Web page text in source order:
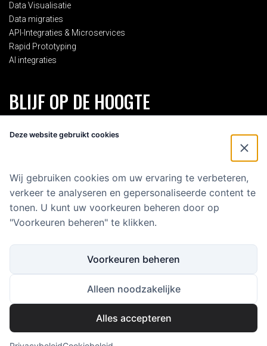
Data Visualisatie
Data migraties
API-Integraties & Microservices
Rapid Prototyping
AI integraties
BLIJF OP DE HOOGTE
hoogte van alles rondom Eenvoud.
E-mailadres
Copyright 2025 Eenvoud Media B.V.
KVK: 59646500
Deze website gebruikt cookies
Wij gebruiken cookies om uw ervaring te verbeteren,
verkeer te analyseren en gepersonaliseerde content te
tonen. U kunt uw voorkeuren beheren door op
"Voorkeuren beheren" te klikken.
Voorkeuren beheren
Alleen noodzakelijke
Alles accepteren